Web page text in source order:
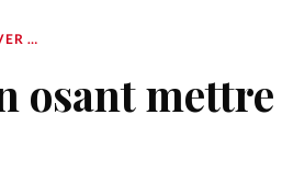
RELEVER LA SOCIÉTÉ EN OSANT METTRE LE DOIGT SUR SES MAUX
osant